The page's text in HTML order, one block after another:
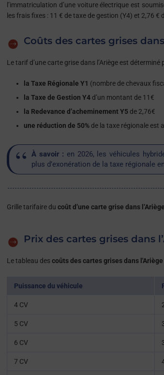
l’immatriculation d’une voiture électrique est
les frais fixes : 11 € de taxe de gestion (Y4) et 2,76 €
Coûts des cartes grises
Le tarif d’une carte grise dans l’Ariège est
la Taxe Régionale Y1 (nombre de chevaux
la Taxe de Gestion Y4 d’un montant de 11€
la Redevance d’acheminement Y5 de 2,76€
une réduction de 50% de la taxe régionale est
À savoir : en 2026, les véhicules
plus d’exonération de la taxe régionale
Grille tarifaire du coût d’une carte grise dans
Prix des cartes grises dans
Le tableau descoûts des cartes grises dans l'Ariège
Puissance du véhicule
4 CV
5 CV
6 CV
7 CV